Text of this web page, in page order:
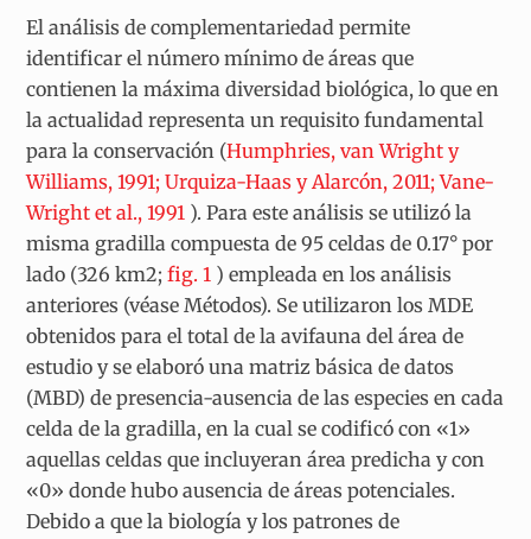
El análisis de complementariedad permite
identificar el número mínimo de áreas que
contienen la máxima diversidad biológica, lo que en
la actualidad representa un requisito fundamental
para la conservación (Humphries, van Wright y
Williams, 1991; Urquiza-Haas y Alarcón, 2011; Vane-
Wright et al., 1991 ). Para este análisis se utilizó la
misma gradilla compuesta de 95 celdas de 0.17° por
lado (326 km2;fig. 1 ) empleada en los análisis
anteriores (véase Métodos). Se utilizaron los MDE
obtenidos para el total de la avifauna del área de
estudio y se elaboró una matriz básica de datos
(MBD) de presencia-ausencia de las especies en cada
celda de la gradilla, en la cual se codificó con «1»
aquellas celdas que incluyeran área predicha y con
«0» donde hubo ausencia de áreas potenciales.
Debido a que la biología y los patrones de